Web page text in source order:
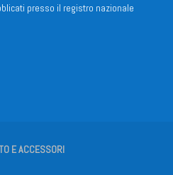
presso il registro nazionale
E ACCESSORI